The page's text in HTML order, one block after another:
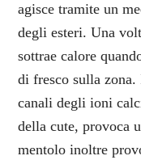
agisce tramite un
degli esteri. Una
sottrae calore
di fresco sulla
canali degli ioni
della cute, provoca
mentolo inoltre